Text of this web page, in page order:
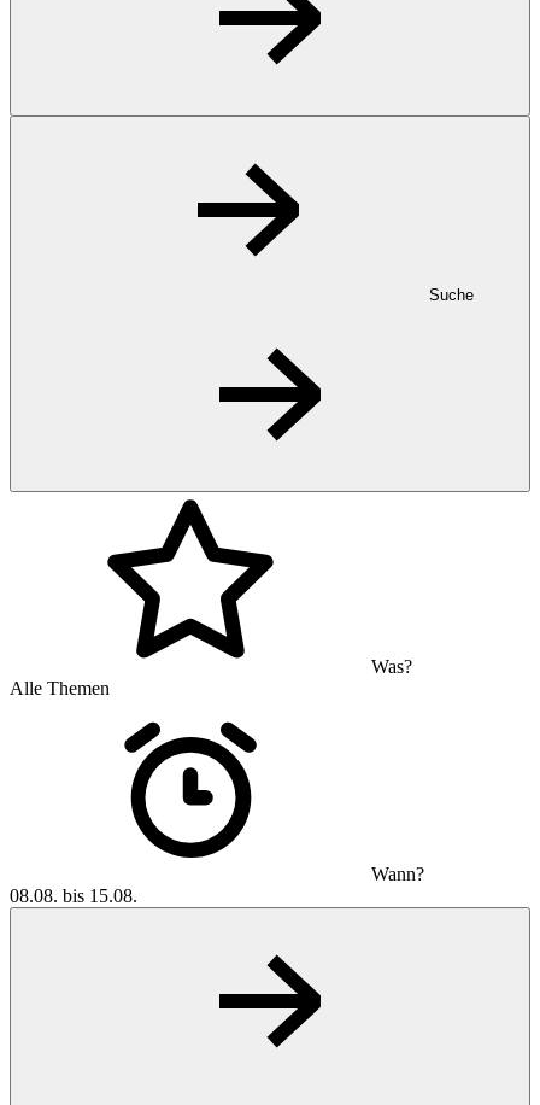
Suche
Was?
Alle Themen
Wann?
08.08. bis 15.08.